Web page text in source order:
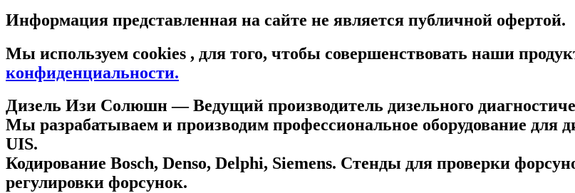
Информация представленная на сайте не является публичной офертой.
Мы используем cookies , для того, чтобы совершенствовать наши
конфиденциальности.
Дизель Изи Солюшн— Ведущий производитель дизельного
Мы разрабатываем и производим профессиональное оборудование для
UIS.
Кодирование Bosch, Denso, Delphi, Siemens. Стенды для проверки
регулировки форсунок.